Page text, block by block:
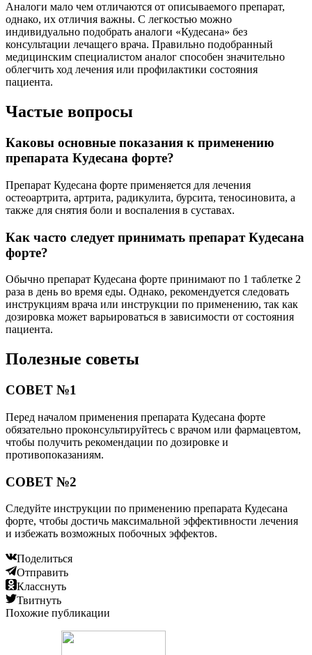
Аналоги мало чем отличаются от описываемого препарат,
однако, их отличия важны. С легкостью можно
индивидуально подобрать аналоги «Кудесана» без
консультации лечащего врача. Правильно подобранный
медицинским специалистом аналог способен значительно
облегчить ход лечения или профилактики состояния
пациента.
Частые вопросы
Каковы основные показания к применению
препарата Кудесана форте?
Препарат Кудесана форте применяется для лечения
остеоартрита, артрита, радикулита, бурсита, теносиновита, а
также для снятия боли и воспаления в суставах.
Как часто следует принимать препарат Кудесана
форте?
Обычно препарат Кудесана форте принимают по 1 таблетке 2
раза в день во время еды. Однако, рекомендуется следовать
инструкциям врача или инструкции по применению, так как
дозировка может варьироваться в зависимости от состояния
пациента.
Полезные советы
СОВЕТ №1
Перед началом применения препарата Кудесана форте
обязательно проконсультируйтесь с врачом или фармацевтом,
чтобы получить рекомендации по дозировке и
противопоказаниям.
СОВЕТ №2
Следуйте инструкции по применению препарата Кудесана
форте, чтобы достичь максимальной эффективности лечения
и избежать возможных побочных эффектов.
Поделиться
Отправить
Класснуть
Твитнуть
Похожие публикации